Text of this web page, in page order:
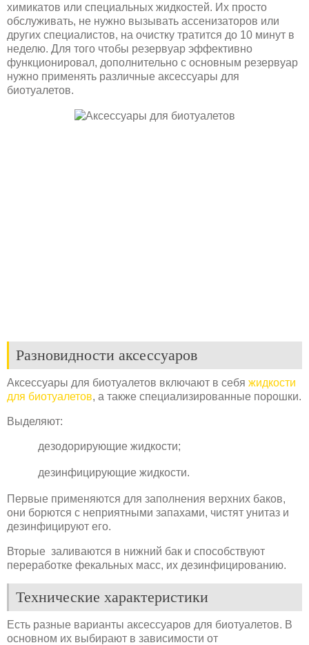
химикатов или специальных жидкостей. Их просто
обслуживать, не нужно вызывать ассенизаторов или
других специалистов, на очистку тратится до 10 минут в
неделю. Для того чтобы резервуар эффективно
функционировал, дополнительно с основным резервуар
нужно применять различные аксессуары для
биотуалетов.
Разновидности аксессуаров
Аксессуары для биотуалетов включают в себя жидкости
для биотуалетов, а также специализированные порошки.
Выделяют:
дезодорирующие жидкости;
дезинфицирующие жидкости.
Первые применяются для заполнения верхних баков,
они борются с неприятными запахами, чистят унитаз и
дезинфицируют его.
Вторые заливаются в нижний бак и способствуют
переработке фекальных масс, их дезинфицированию.
Технические характеристики
Есть разные варианты аксессуаров для биотуалетов. В
основном их выбирают в зависимости от